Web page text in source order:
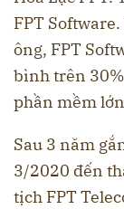
FPT
ông, FPT
bình trên
phần mềm
Sau 3 năm
3/2020 đến
tịch FPT